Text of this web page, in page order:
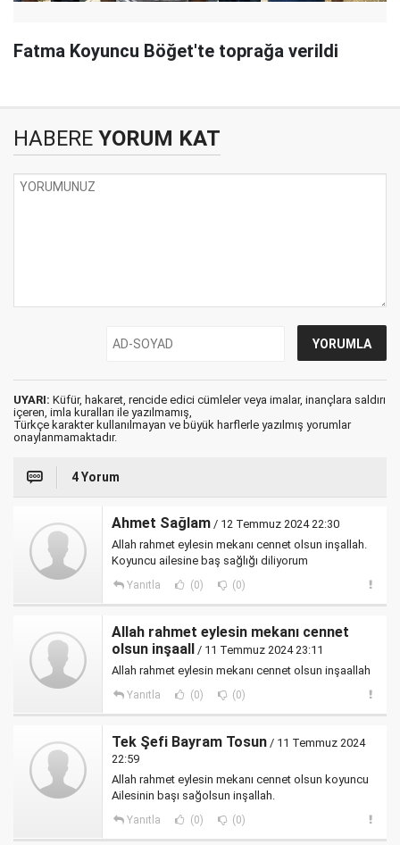
Fatma Koyuncu Böğet'te toprağa verildi
HABERE YORUM KAT
UYARI: Küfür, hakaret, rencide edici cümleler veya imalar, inançlara saldırı
içeren, imla kuralları ile yazılmamış,
Türkçe karakter kullanılmayan ve büyük harflerle yazılmış yorumlar
onaylanmamaktadır.
4 Yorum
Ahmet Sağlam / 12 Temmuz 2024 22:30
Allah rahmet eylesin mekanı cennet olsun inşallah.
Koyuncu ailesine baş sağlığı diliyorum
Yanıtla (0) (0)
Allah rahmet eylesin mekanı cennet
olsun inşaall / 11 Temmuz 2024 23:11
Allah rahmet eylesin mekanı cennet olsun inşaallah
Yanıtla (0) (0)
Tek Şefi Bayram Tosun / 11 Temmuz 2024
22:59
Allah rahmet eylesin mekanı cennet olsun koyuncu
Ailesinin başı sağolsun inşallah.
Yanıtla (0) (0)